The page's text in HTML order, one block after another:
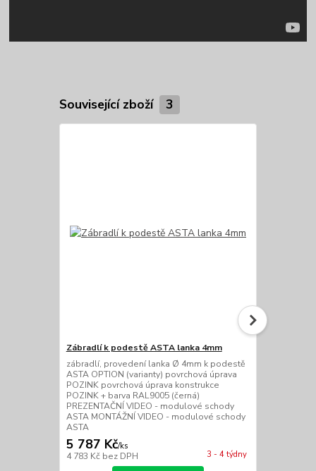
Související zboží 3
Zábradlí k podestě ASTA lanka 4mm
zábradlí, provedení lanka Ø 4mm k podestě
ASTA OPTION (varianty) povrchová úprava
POZINK povrchová úprava konstrukce
POZINK + barva RAL9005 (černá)
PREZENTAČNÍ VIDEO - modulové schody
ASTA MONTÁŽNÍ VIDEO - modulové schody
ASTA
5 787 Kč/ks
4 783 Kč bez DPH 3 - 4 týdny